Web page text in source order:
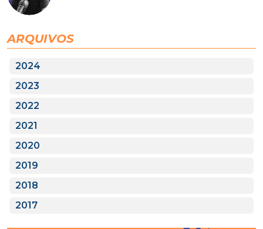
ARQUIVOS
2024
2023
2022
2021
2020
2019
2018
2017